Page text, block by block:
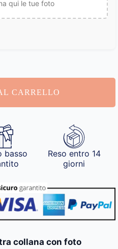
qui le tue foto
CARRELLO
basso
Reso entro 14
giorni
collana con foto